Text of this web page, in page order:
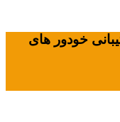
خودور های